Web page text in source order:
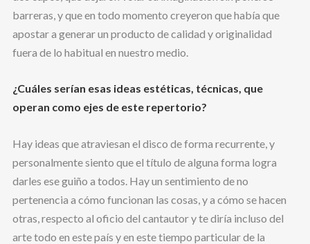
barreras, y que en todo momento creyeron que había que
apostar a generar un producto de calidad y originalidad
fuera de lo habitual en nuestro medio.
¿Cuáles serían esas ideas estéticas, técnicas, que
operan como ejes de este repertorio?
Hay ideas que atraviesan el disco de forma recurrente, y
personalmente siento que el título de alguna forma logra
darles ese guiño a todos. Hay un sentimiento de no
pertenencia a cómo funcionan las cosas, y a cómo se hacen
otras, respecto al oficio del cantautor y te diría incluso del
arte todo en este país y en este tiempo particular de la